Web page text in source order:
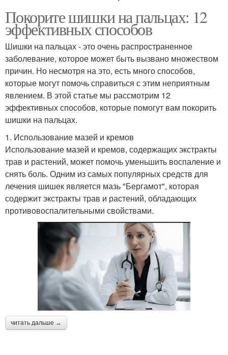
Покорите шишки на пальцах: 12
эффективных способов
Шишки на пальцах - это очень распространенное
заболевание, которое может быть вызвано множеством
причин. Но несмотря на это, есть много способов,
которые могут помочь справиться с этим неприятным
явлением. В этой статье мы рассмотрим 12
эффективных способов, которые помогут вам покорить
шишки на пальцах.
1. Использование мазей и кремов
Использование мазей и кремов, содержащих экстракты
трав и растений, может помочь уменьшить воспаление и
снять боль. Одним из самых популярных средств для
лечения шишек является мазь "Бергамот", которая
содержит экстракты трав и растений, обладающих
противовоспалительными свойствами.
читать дальше →